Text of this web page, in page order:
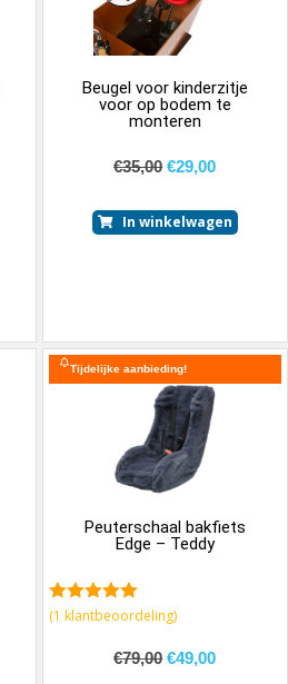
Beugel voor kinderzitje
voor op bodem te
monteren
€35,00 €29,00
In winkelwagen
Tijdelijke aanbieding!
Peuterschaal bakfiets
Edge – Teddy
5.00van 5
(1 klantbeoordeling)
€79,00 €49,00